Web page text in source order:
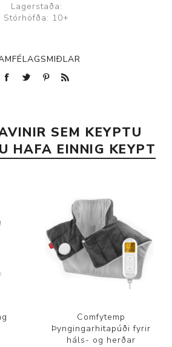
Lagerstaða:
Stórhöfða: 10+
SEM KEYPTU
HAFA EINNIG KEYPT
Comfytemp
Þyngingarhitapúði fyrir
háls- og herðar